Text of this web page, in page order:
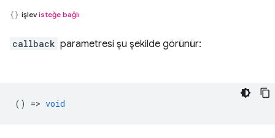
işlevisteğe bağlı
callback parametresi şu şekilde görünür:
() => void